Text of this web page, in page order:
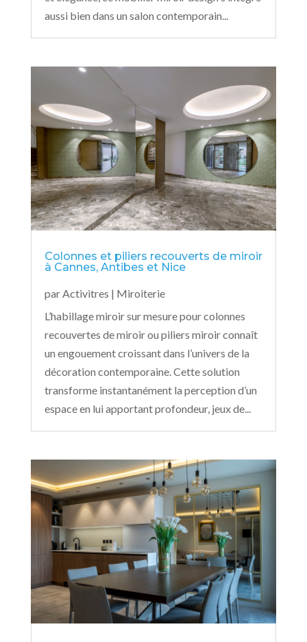
aussi bien dans un salon contemporain...
Colonnes et piliers recouverts de miroir
à Cannes, Antibes et Nice
parActivitres | Miroiterie
L’habillage miroir sur mesure pour colonnes
recouvertes de miroir ou piliers miroir connaît
un engouement croissant dans l’univers de la
décoration contemporaine. Cette solution
transforme instantanément la perception d’un
espace en lui apportant profondeur, jeux de...